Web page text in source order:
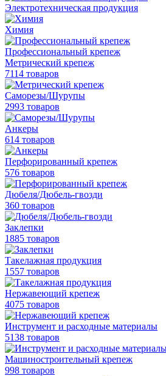
Электротехническая продукция
Химия
Профессиональный крепеж
Метрический крепеж
7114 товаров
Саморезы/Шурупы
2993 товаров
Анкеры
614 товаров
Перфорированный крепеж
576 товаров
Дюбеля/Дюбель-гвозди
360 товаров
Заклепки
1885 товаров
Такелажная продукция
1557 товаров
Нержавеющий крепеж
4075 товаров
Инструмент и расходные материалы
5138 товаров
Машиностроительный крепеж
998 товаров